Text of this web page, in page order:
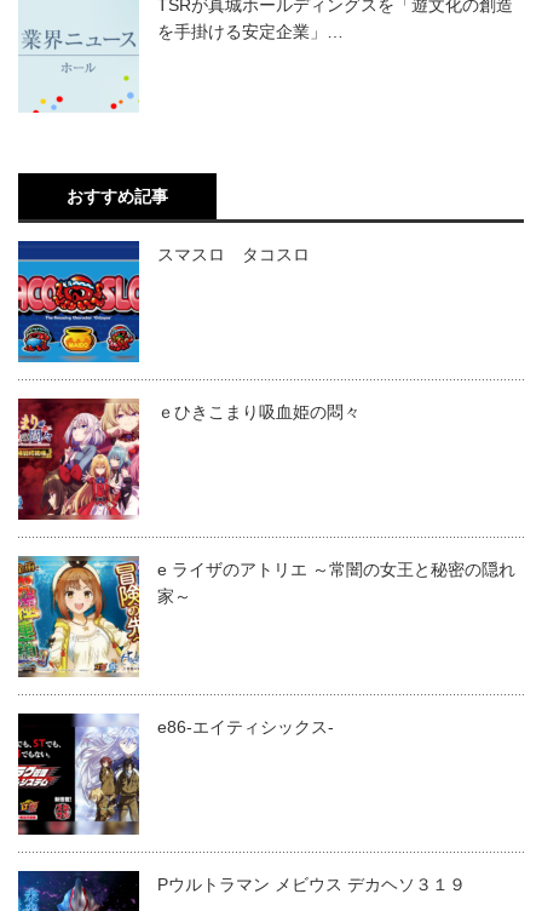
TSRが真城ホールディングスを「遊文化の創造
を手掛ける安定企業」…
おすすめ記事
スマスロ タコスロ
ｅひきこまり吸血姫の悶々
e ライザのアトリエ ～常闇の女王と秘密の隠れ
家～
e86-エイティシックス-
Pウルトラマン メビウス デカヘソ３１９